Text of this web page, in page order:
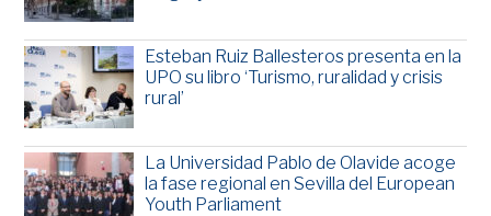
Esteban Ruiz Ballesteros presenta en la
UPO su libro ‘Turismo, ruralidad y crisis
rural’
La Universidad Pablo de Olavide acoge
la fase regional en Sevilla del European
Youth Parliament